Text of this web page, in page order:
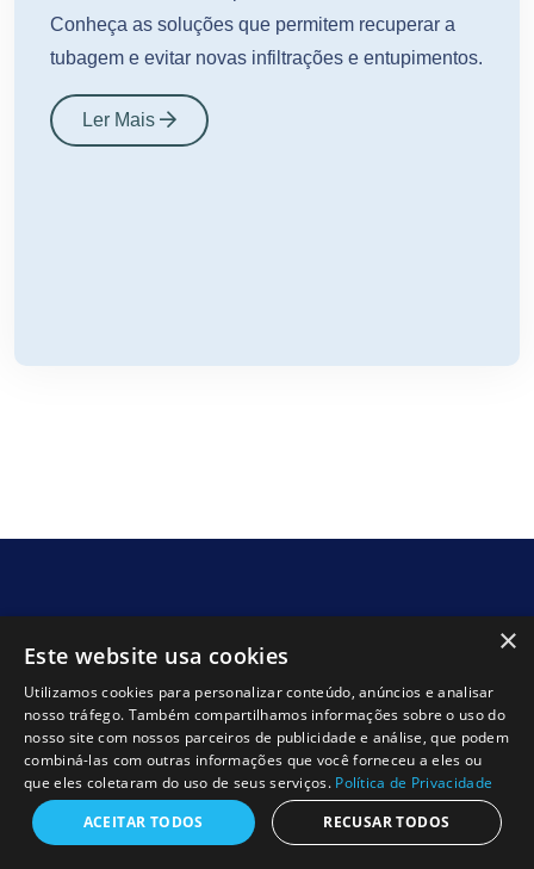
Conheça as soluções que permitem recuperar a
tubagem e evitar novas infiltrações e entupimentos.
Ler Mais
A REVIPOX é especializada em reabilitação interna de
tubagens com epóxi, oferecendo soluções duradouras e
sem necessidade de obras. Trabalhamos com tecnologia
de ponta para restaurar canalizações de água e esgoto
×
Este website usa cookies
Utilizamos cookies para personalizar conteúdo, anúncios e analisar
nosso tráfego. Também compartilhamos informações sobre o uso do
nosso site com nossos parceiros de publicidade e análise, que podem
combiná-las com outras informações que você forneceu a eles ou
que eles coletaram do uso de seus serviços. Política de Privacidade
ACEITAR TODOS
RECUSAR TODOS